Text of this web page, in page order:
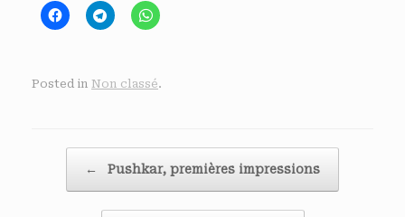
Posted in Non classé.
← Pushkar, premières impressions